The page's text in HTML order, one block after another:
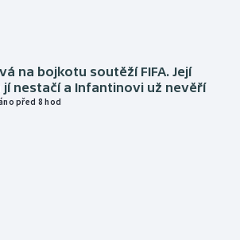
na bojkotu soutěží FIFA. Její
jí nestačí a Infantinovi už nevěří
před 8 hod